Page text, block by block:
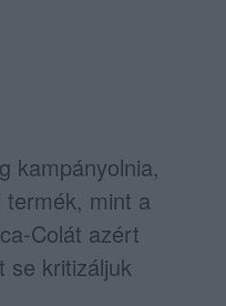
kampányolnia,
termék, mint a
Colát azért
se kritizáljuk